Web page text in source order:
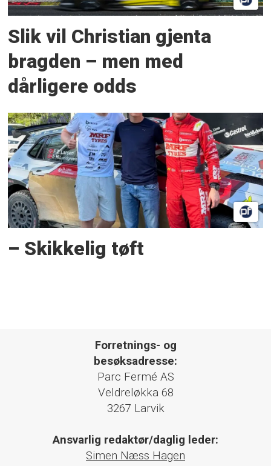
Slik vil Christian gjenta
bragden – men med
dårligere odds
– Skikkelig tøft
Forretnings- og
besøksadresse:
Parc Fermé AS
Veldreløkka 68
3267 Larvik
Ansvarlig redaktør/daglig leder:
Simen Næss Hagen